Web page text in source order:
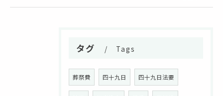
タグ Tags
葬祭費 四十九日 四十九日法要